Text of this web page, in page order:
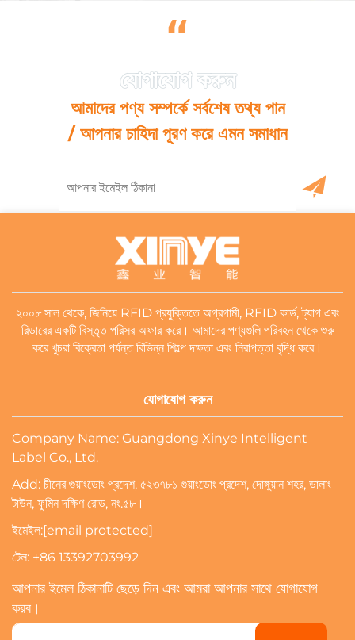
“
আমাদের পণ্য সম্পর্কে সর্বশেষ তথ্য পান
/ আপনার চাহিদা পূরণ করে এমন সমাধান
২০০৮ সাল থেকে, জিনিয়ে RFID প্রযুক্তিতে অগ্রগামী, RFID কার্ড, ট্যাগ এবং
রিডারের একটি বিস্তৃত পরিসর অফার করে। আমাদের পণ্যগুলি পরিবহন থেকে শুরু
করে খুচরা বিক্রেতা পর্যন্ত বিভিন্ন শিল্পে দক্ষতা এবং নিরাপত্তা বৃদ্ধি করে।
যোগাযোগ করুন
Company Name: Guangdong Xinye Intelligent
Label Co., Ltd.
Add: চীনের গুয়াংডোং প্রদেশ, ৫২৩৭৮১ গুয়াংডোং প্রদেশ, দোঙ্গুয়ান শহর, ডালাং
টাউন, ফুমিন দক্ষিণ রোড, নং.৫৮।
ইমেইল:[email protected]
টেল: +86 13392703992
আপনার ইমেল ঠিকানাটি ছেড়ে দিন এবং আমরা আপনার সাথে যোগাযোগ
করব।